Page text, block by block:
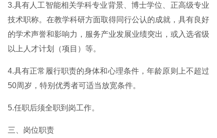
3.具有人工智能相关学科专业背景、博士学位、正高级专业
技术职称。在教学科研方面取得同行公认的成就，具有良好
的学术声誉和影响力，服务产业发展业绩突出，或入选省级
以上人才计划（项目）等。
4.具有正常履行职责的身体和心理条件，年龄原则上不超过
50周岁，特别优秀者可适当放宽条件。
5.任职后须全职到岗工作。
三、岗位职责